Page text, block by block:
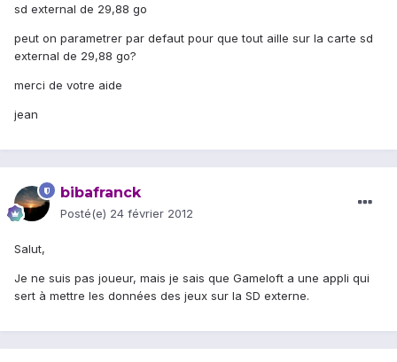
sd external de 29,88 go
peut on parametrer par defaut pour que tout aille sur la carte sd
external de 29,88 go?
merci de votre aide
jean
bibafranck
Posté(e) 24 février 2012
Salut,
Je ne suis pas joueur, mais je sais que Gameloft a une appli qui
sert à mettre les données des jeux sur la SD externe.